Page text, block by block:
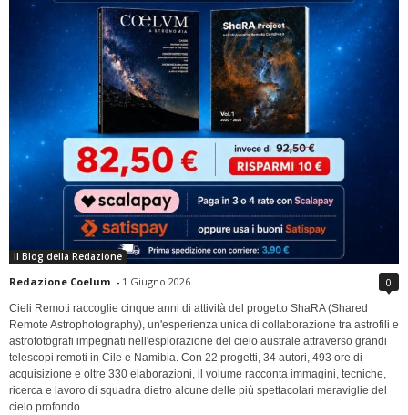
Il Blog della Redazione
Redazione Coelum - 1 Giugno 2026 0
Cieli Remoti raccoglie cinque anni di attività del progetto ShaRA (Shared
Remote Astrophotography), un'esperienza unica di collaborazione tra astrofili e
astrofotografi impegnati nell'esplorazione del cielo australe attraverso grandi
telescopi remoti in Cile e Namibia. Con 22 progetti, 34 autori, 493 ore di
acquisizione e oltre 330 elaborazioni, il volume racconta immagini, tecniche,
ricerca e lavoro di squadra dietro alcune delle più spettacolari meraviglie del
cielo profondo.